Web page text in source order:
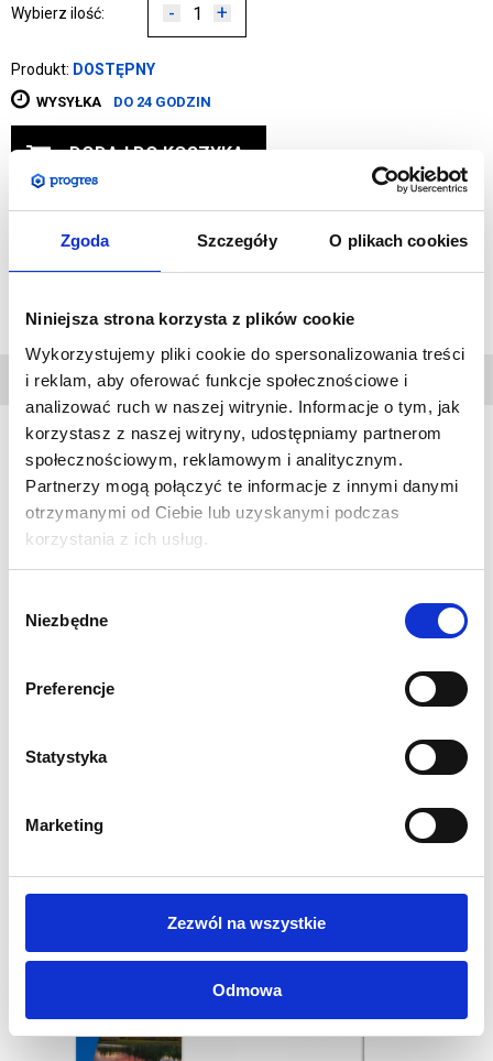
Zgoda Szczegóły O plikach cookies
Niniejsza strona korzysta z plików cookie
Wykorzystujemy pliki cookie do spersonalizowania treści
i reklam, aby oferować funkcje społecznościowe i
analizować ruch w naszej witrynie. Informacje o tym, jak
korzystasz z naszej witryny, udostępniamy partnerom
społecznościowym, reklamowym i analitycznym.
Partnerzy mogą połączyć te informacje z innymi danymi
otrzymanymi od Ciebie lub uzyskanymi podczas
korzystania z ich usług.
zgody
Niezbędne
Preferencje
Statystyka
Marketing
Zezwól na wszystkie
Odmowa
Wybierz ilość: - +
Produkt: DOSTĘPNY
WYSYŁKA DO 24 GODZIN
DODAJ DO KOSZYKA
DODAJ DO PRZECHOWALNI
TECHNICZNE
Uchwyt do jednostronnego montażu tablicy.
W celu stworzenia systemu do prezentacji należy zakupić
odpowiednią ilość linek, uchwytów do tablic i tablic z
INNI KLIENCI KUPILI
RÓWNIEŻ